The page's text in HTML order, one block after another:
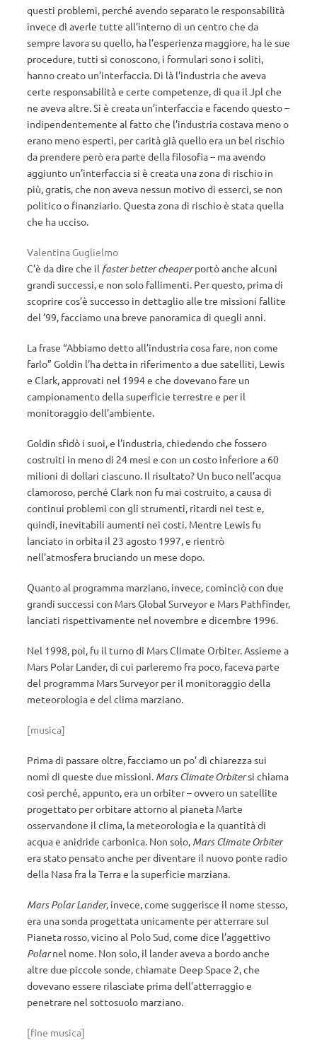
questi problemi, perché avendo separato le responsabilità
invece di averle tutte all’interno di un centro che da
sempre lavora su quello, ha l’esperienza maggiore, ha le sue
procedure, tutti si conoscono, i formulari sono i soliti,
hanno creato un’interfaccia. Di là l’industria che aveva
certe responsabilità e certe competenze, di qua il Jpl che
ne aveva altre. Si è creata un’interfaccia e facendo questo –
indipendentemente al fatto che l’industria costava meno o
erano meno esperti, per carità già quello era un bel rischio
da prendere però era parte della filosofia – ma avendo
aggiunto un’interfaccia si è creata una zona di rischio in
più, gratis, che non aveva nessun motivo di esserci, se non
politico o finanziario. Questa zona di rischio è stata quella
che ha ucciso.
Valentina Guglielmo
C’è da dire che il faster better cheaperportò anche alcuni
grandi successi, e non solo fallimenti. Per questo, prima di
scoprire cos’è successo in dettaglio alle tre missioni fallite
del ’99, facciamo una breve panoramica di quegli anni.
La frase “Abbiamo detto all’industria cosa fare, non come
farlo” Goldin l’ha detta in riferimento a due satelliti, Lewis
e Clark, approvati nel 1994 e che dovevano fare un
campionamento della superficie terrestre e per il
monitoraggio dell’ambiente.
Goldin sfidò i suoi, e l’industria, chiedendo che fossero
costruiti in meno di 24 mesi e con un costo inferiore a 60
milioni di dollari ciascuno. Il risultato? Un buco nell’acqua
clamoroso, perché Clark non fu mai costruito, a causa di
continui problemi con gli strumenti, ritardi nei test e,
quindi, inevitabili aumenti nei costi. Mentre Lewis fu
lanciato in orbita il 23 agosto 1997, e rientrò
nell’atmosfera bruciando un mese dopo.
Quanto al programma marziano, invece, cominciò con due
grandi successi con Mars Global Surveyor e Mars Pathfinder,
lanciati rispettivamente nel novembre e dicembre 1996.
Nel 1998, poi, fu il turno di Mars Climate Orbiter. Assieme a
Mars Polar Lander, di cui parleremo fra poco, faceva parte
del programma Mars Surveyor per il monitoraggio della
meteorologia e del clima marziano.
[musica]
Prima di passare oltre, facciamo un po’ di chiarezza sui
nomi di queste due missioni. Mars Climate Orbitersi chiama
così perché, appunto, era un orbiter – ovvero un satellite
progettato per orbitare attorno al pianeta Marte
osservandone il clima, la meteorologia e la quantità di
acqua e anidride carbonica. Non solo, Mars Climate Orbiter
era stato pensato anche per diventare il nuovo ponte radio
della Nasa fra la Terra e la superficie marziana.
Mars Polar Lander, invece, come suggerisce il nome stesso,
era una sonda progettata unicamente per atterrare sul
Pianeta rosso, vicino al Polo Sud, come dice l’aggettivo
Polarnel nome. Non solo, il lander aveva a bordo anche
altre due piccole sonde, chiamate Deep Space 2, che
dovevano essere rilasciate prima dell’atterraggio e
penetrare nel sottosuolo marziano.
[fine musica]